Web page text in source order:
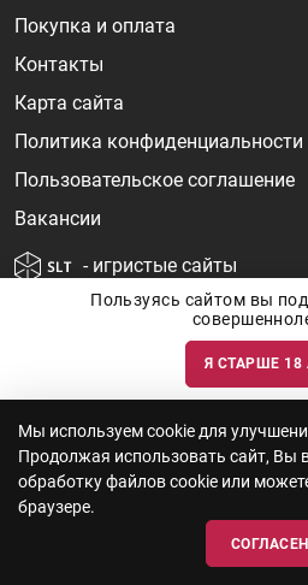
Покупка и оплата
Контакты
Карта сайта
Политика конфиденциальности
Пользовательское соглашение
Вакансии
- игристые сайты
Информация о ценах и наличии товаров
характер и может быть не точной. Цены
актуальности наличия товаров и цен вы
телефону+7 (812) 715 06-66с 11-22
ООО "Винум" ИНН 7814473915,
серия 78АА №0012735,
12.10.2023 действует по 11.10.2028
Пользуясь сайтом вы
Я СТАРШЕ 18
Мы используем cookie для
Продолжая использовать сайт, Вы
обработку файлов cookie или
браузере.
СОГЛАСЕН